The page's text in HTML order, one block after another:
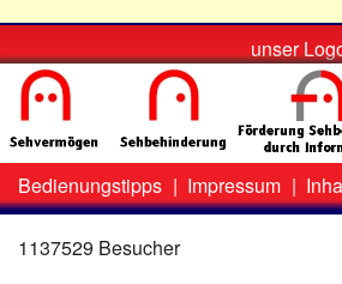
unser
Zweit-
Menü
Bedienungstipps | Impressum |
1137529 Besucher